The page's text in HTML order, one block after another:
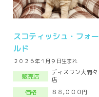
スコティッシュ・フォー
ルド
２０２６年１月９日生まれ
販売店
ディスワン大間々
店
価格
８８,０００円